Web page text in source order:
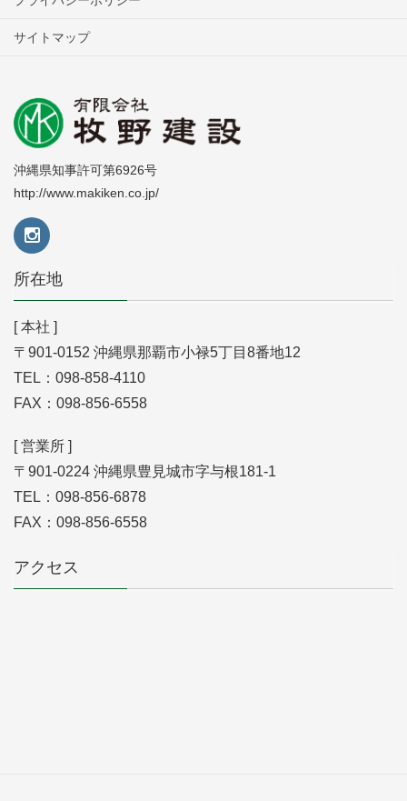
サイトマップ
沖縄県知事許可第6926号
http://www.makiken.co.jp/
所在地
[ 本社 ]
〒901-0152 沖縄県那覇市小禄5丁目8番地12
TEL：098-858-4110
FAX：098-856-6558
[ 営業所 ]
〒901-0224 沖縄県豊見城市字与根181-1
TEL：098-856-6878
FAX：098-856-6558
アクセス